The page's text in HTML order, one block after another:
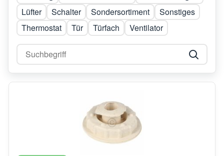
Lüfter
Schalter Sondersortiment
Sonstiges
Thermostat
Tür Türfach Ventilator